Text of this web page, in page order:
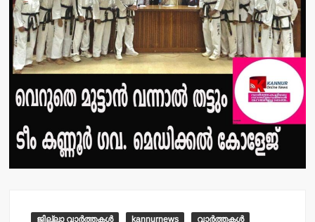
ജില്ലാ വാർത്തകൾ kannurnews വാർത്തകൾ